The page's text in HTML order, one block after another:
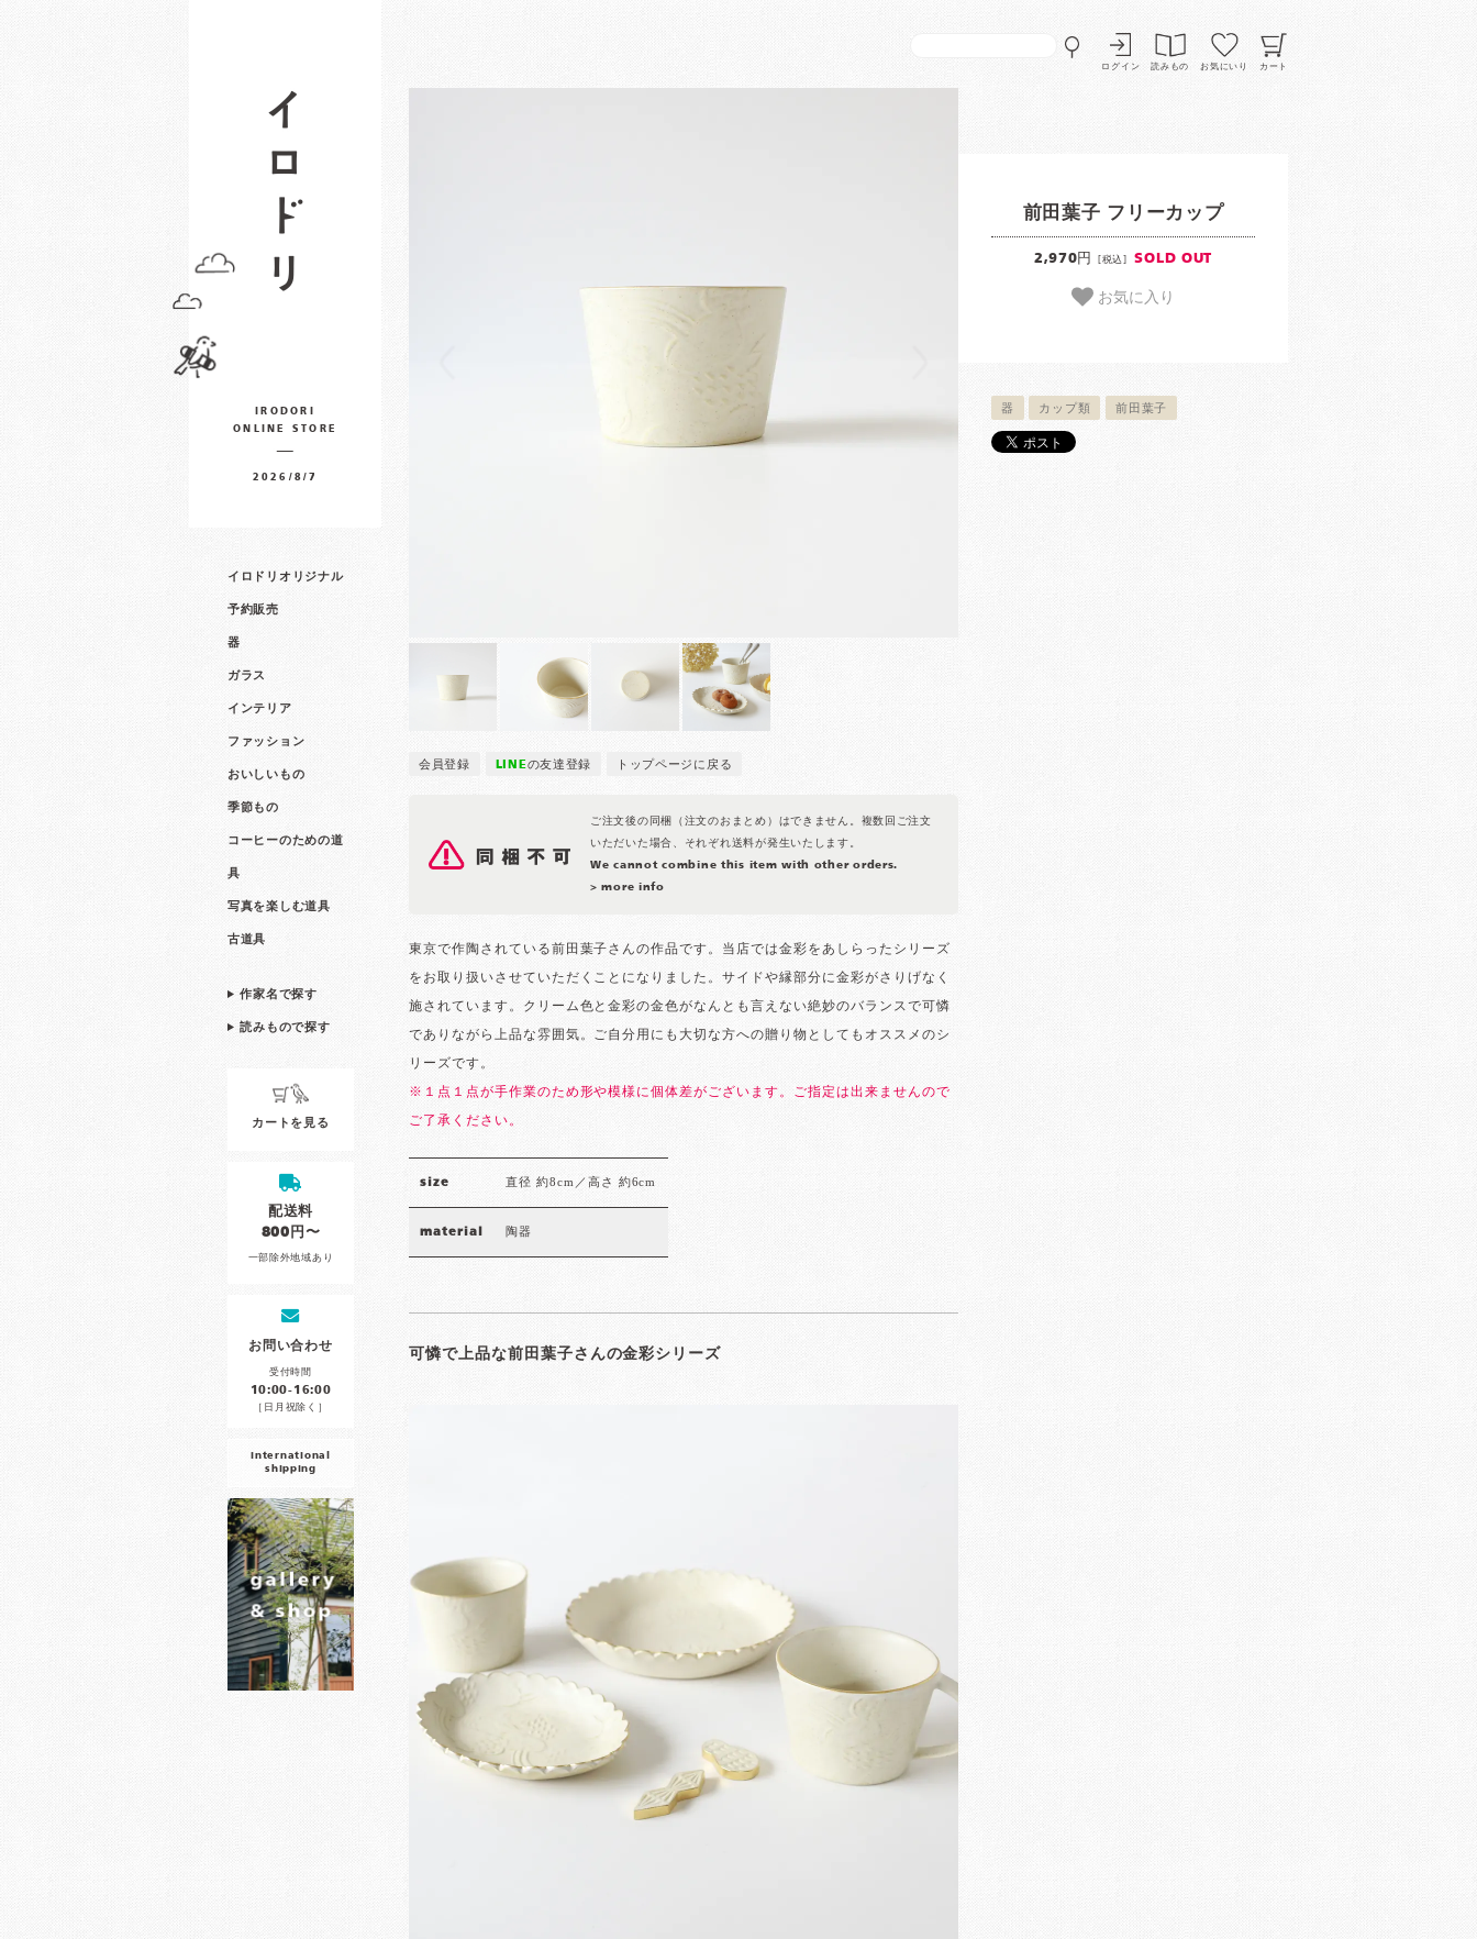
ログイン 読みもの お気にいり カート
IRODORI
ONLINE STORE
2026/8/7
イロドリオリジナル
予約販売
器
ガラス
インテリア
ファッション
おいしいもの
季節もの
コーヒーのための道
具
写真を楽しむ道具
古道具
作家名で探す
読みもので探す
カートを見る
配送料
800円〜
一部除外地域あり
お問い合わせ
受付時間
10:00-16:00
［日月祝除く］
international
shipping
会員登録 LINEの友達登録 トップページに戻る
ご注文後の同梱（注文のおまとめ）はできません。複数回ご注文
いただいた場合、それぞれ送料が発生いたします。
We cannot combine this item with other orders.
> more info
前田葉子 フリーカップ
2,970円 [税込] SOLD OUT
お気に入り
器 カップ類 前田葉子
東京で作陶されている前田葉子さんの作品です。当店では金彩をあしらったシリーズ
をお取り扱いさせていただくことになりました。サイドや縁部分に金彩がさりげなく
施されています。クリーム色と金彩の金色がなんとも言えない絶妙のバランスで可憐
でありながら上品な雰囲気。ご自分用にも大切な方への贈り物としてもオススメのシ
リーズです。
※１点１点が手作業のため形や模様に個体差がございます。ご指定は出来ませんので
ご了承ください。
size 直径 約8cm／高さ 約6cm
material 陶器
可憐で上品な前田葉子さんの金彩シリーズ